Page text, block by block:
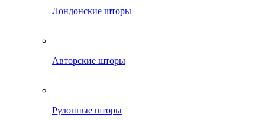
Лондонские шторы
Авторские шторы
Рулонные шторы